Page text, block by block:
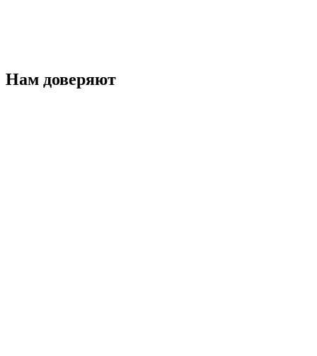
Нам доверяют